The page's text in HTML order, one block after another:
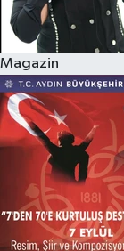
Magazin